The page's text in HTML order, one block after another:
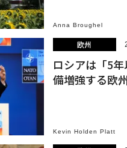
Anna Broughel
欧州
ロシアは「5
備増強する欧州
Kevin Holden Platt